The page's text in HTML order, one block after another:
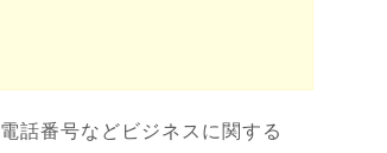
話番号などビジネスに関する